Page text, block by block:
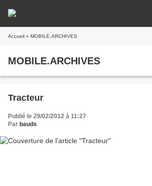
Accueil » MOBILE.ARCHIVES
MOBILE.ARCHIVES
Tracteur
Publié le 29/02/2012 à 11:27
Par bauds